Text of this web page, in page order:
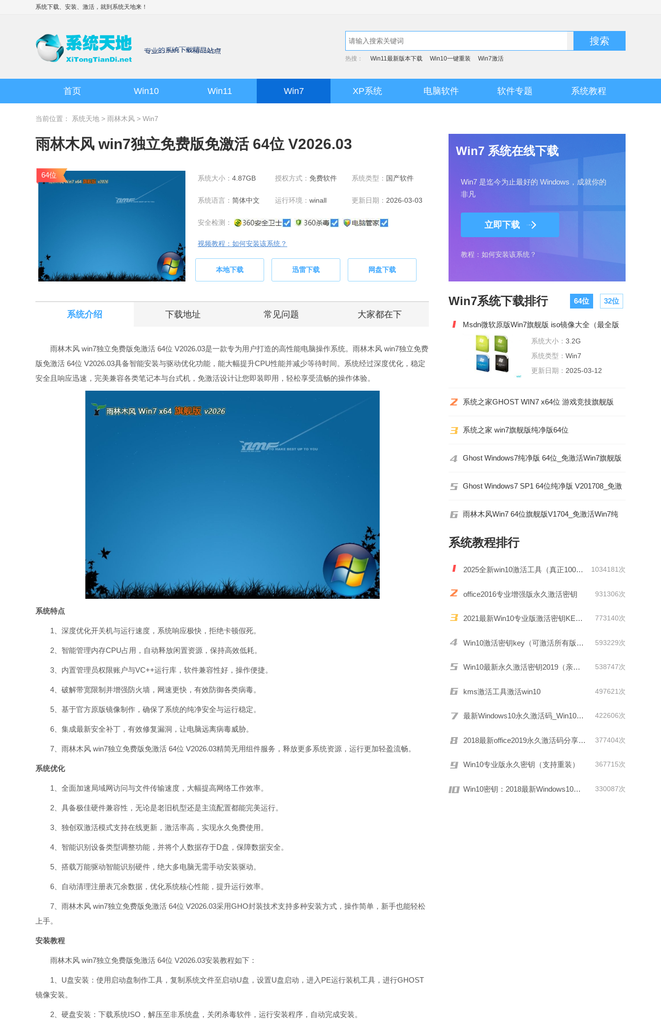
系统下载、安装、激活，就到 系统天地来！
搜索
热搜： Win11最新版本下载 Win10一键重装 Win7激活
首页 Win10 Win11 Win7 XP系统 电脑软件 软件专题 系统教程
当前位置： 系统天地 > 雨林木风 > Win7
雨林木风 win7独立免费版免激活 64位 V2026.03
64位 系统大小： 4.87GB 授权方式： 免费软件 系统类型： 国产软件
系统语言： 简体中文 运行环境： winall 更新日期： 2026-03-03
安全检测：
视频教程：如何安装该系统？
本地下载 迅雷下载 网盘下载
系统介绍 下载地址 常见问题 大家都在下
雨林木风 win7独立免费版免激活 64位 V2026.03是一款专为用户打造的高性能电脑操作系统。雨林木风 win7独立免费
版免激活 64位 V2026.03具备智能安装与驱动优化功能，能大幅提升CPU性能并减少等待时间。系统经过深度优化，稳定
安全且响应迅速，完美兼容各类笔记本与台式机，免激活设计让您即装即用，轻松享受流畅的操作体验。
系统特点
1、深度优化开关机与运行速度，系统响应极快，拒绝卡顿假死。
2、智能管理内存CPU占用，自动释放闲置资源，保持高效低耗。
3、内置管理员权限账户与VC++运行库，软件兼容性好，操作便捷。
4、破解带宽限制并增强防火墙，网速更快，有效防御各类病毒。
5、基于官方原版镜像制作，确保了系统的纯净安全与运行稳定。
6、集成最新安全补丁，有效修复漏洞，让电脑远离病毒威胁。
7、雨林木风 win7独立免费版免激活 64位 V2026.03精简无用组件服务，释放更多系统资源，运行更加轻盈流畅。
系统优化
1、全面加速局域网访问与文件传输速度，大幅提高网络工作效率。
2、具备极佳硬件兼容性，无论是老旧机型还是主流配置都能完美运行。
3、独创双激活模式支持在线更新，激活率高，实现永久免费使用。
4、智能识别设备类型调整功能，并将个人数据存于D盘，保障数据安全。
5、搭载万能驱动智能识别硬件，绝大多电脑无需手动安装驱动。
6、自动清理注册表冗余数据，优化系统核心性能，提升运行效率。
7、雨林木风 win7独立免费版免激活 64位 V2026.03采用GHO封装技术支持多种安装方式，操作简单，新手也能轻松
上手。
安装教程
雨林木风 win7独立免费版免激活 64位 V2026.03安装教程如下：
1、U盘安装：使用启动盘制作工具，复制系统文件至启动U盘，设置U盘启动，进入PE运行装机工具，进行GHOST
镜像安装。
2、硬盘安装：下载系统ISO，解压至非系统盘，关闭杀毒软件，运行安装程序，自动完成安装。
Win7 系统在线下载
Win7 是迄今为止最好的 Windows，成就你的
非凡
立即下载
教程：如何安装该系统？
Win7系统下载排行 64位 32位
Msdn微软原版Win7旗舰版 iso镜像大全（最全版
系统大小： 3.2G
系统类型： Win7
更新日期： 2025-03-12
系统之家GHOST WIN7 x64位 游戏竞技旗舰版
系统之家 win7旗舰版纯净版64位
Ghost Windows7纯净版 64位_免激活Win7旗舰版
Ghost Windows7 SP1 64位纯净版 V201708_免激
雨林木风Win7 64位旗舰版V1704_免激活Win7纯
系统教程排行
2025全新win10激活工具（真正100%激活） 1034181次
office2016专业增强版永久激活密钥 931306次
2021最新Win10专业版激活密钥KEY推荐 773140次
Win10激活密钥key（可激活所有版本） 593229次
Win10最新永久激活密钥2019（亲测有效） 538747次
kms激活工具激活win10 497621次
最新Windows10永久激活码_Win10通用序列号 422606次
2018最新office2019永久激活码分享(附激活工具) 377404次
Win10专业版永久密钥（支持重装） 367715次
Win10密钥：2018最新Windows10激活码/KEY分享 330087次